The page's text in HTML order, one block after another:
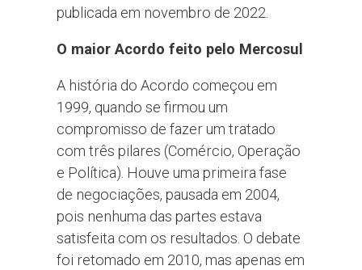
publicada em novembro de 2022.
O maior Acordo feito pelo Mercosul
A história do Acordo começou em
1999, quando se firmou um
compromisso de fazer um tratado
com três pilares (Comércio, Operação
e Política). Houve uma primeira fase
de negociações, pausada em 2004,
pois nenhuma das partes estava
satisfeita com os resultados. O debate
foi retomado em 2010, mas apenas em